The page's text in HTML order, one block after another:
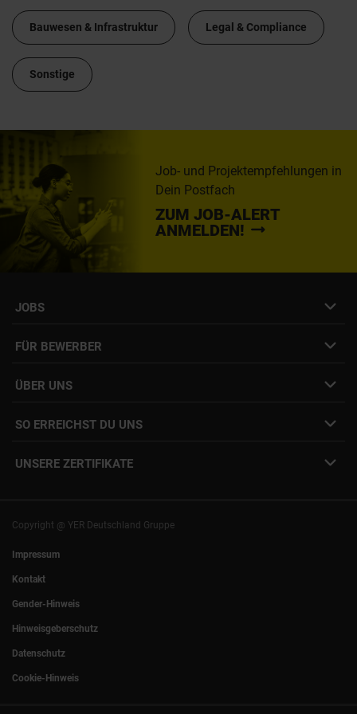
Bauwesen & Infrastruktur Legal & Compliance
Sonstige
Job- und Projektempfehlungen in
Dein Postfach
ZUM JOB-ALERT
ANMELDEN!
JOBS
Initiativbewerbung
Interne Jobs
FÜR BEWERBER
Freelance Vermittlung
ÜBER UNS
Unsere Standorte
Presse
SO ERREICHST DU UNS
+49 (0)89 540210-0
Rostock| Berlin
UNSERE ZERTIFIKATE
Copyright @ YER Deutschland Gruppe
Impressum
Kontakt
Gender-Hinweis
Hinweisgeberschutz
Datenschutz
Cookie-Hinweis